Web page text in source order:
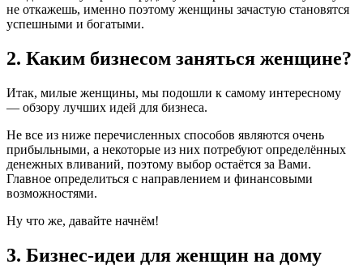
не откажешь, именно поэтому женщины зачастую становятся
успешными и богатыми.
2. Каким бизнесом заняться женщине?
Итак, милые женщины, мы подошли к самому интересному
— обзору лучших идей для бизнеса.
Не все из ниже перечисленных способов являются очень
прибыльными, а некоторые из них потребуют определённых
денежных вливаний, поэтому выбор остаётся за Вами.
Главное определиться с направлением и финансовыми
возможностями.
Ну что же, давайте начнём!
3. Бизнес-идеи для женщин на дому